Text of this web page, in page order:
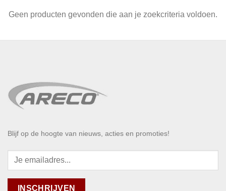
Geen producten gevonden die aan je zoekcriteria voldoen.
Blijf op de hoogte van nieuws, acties en promoties!